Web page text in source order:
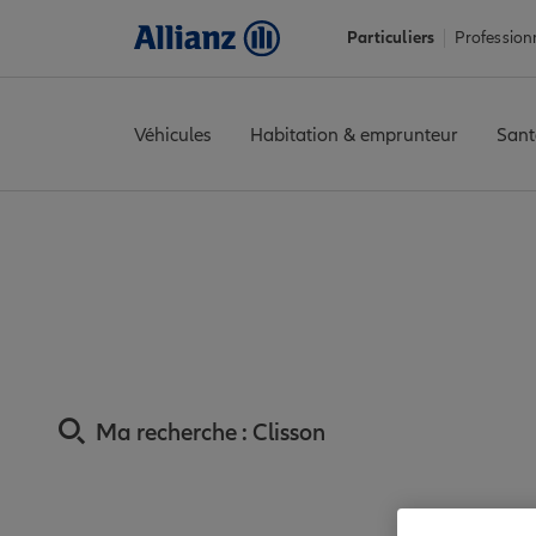
Particuliers
Véhicules Habitation & emprunteur
Ma recherche : Clisson